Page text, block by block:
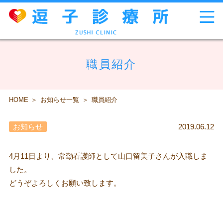
職員紹介
HOME お知らせ一覧 職員紹介
お知らせ 2019.06.12
4月11日より、常勤看護師として山口留美子さんが入職しま
した。
どうぞよろしくお願い致します。